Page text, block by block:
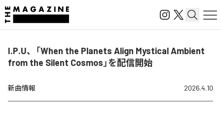
I.P.U、「When the Planets Align Mystical Ambient
from the Silent Cosmos」を配信開始
新曲情報 2026.4.10